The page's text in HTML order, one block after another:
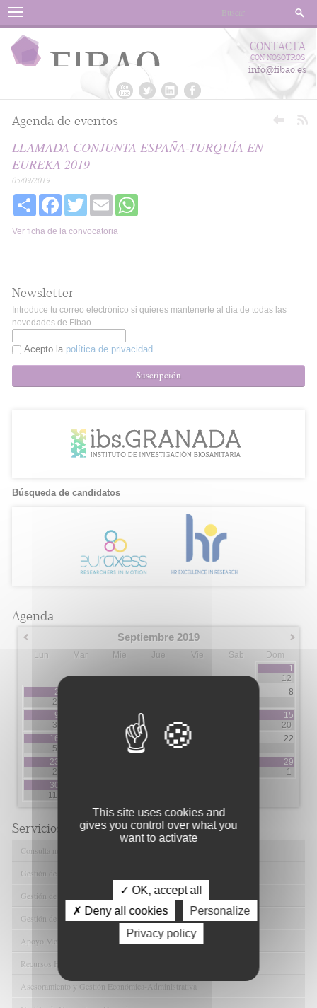
Menu
CONTACTA
CON NOSOTROS
info@fibao.es
Agenda de eventos
LLAMADA CONJUNTA ESPAÑA-TURQUÍA EN
EUREKA 2019
05/09/2019
Share FacebookTwitter Email
Ver ficha de la convocatoria
Newsletter
Introduce tu correo electrónico si quieres mantenerte al día de todas las
novedades de Fibao.
Acepto la política de privacidad
Suscripción
Búsqueda de candidatos
Agenda
Septiembre 2019
Lun Mar Mie Jue Vie Sab
Dom
1
12
2
2
8
9
3
3
3
15
20
16
5
18
1
19
1
22
23
2
29
1
30
11
Servicios de FIBAO
Consulta nuestras Ofertas Tecnológicas
Gestión de Ensayos Clínicos y Estudios Observacionales
Gestión de la Innovación y la Transferencia Tecnológica
Gestión de Ayudas y Oportunidad de Financiación
Apoyo Metodológico y/o Estadístico
Recursos Humanos
Asesoramiento y Gestión Económica-Administrativa
This site uses cookies and
gives you control over what you
want to activate
✓ OK, accept all
✗ Deny all cookies
Personalize
Privacy policy